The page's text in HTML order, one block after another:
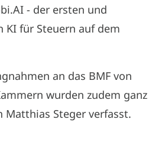
- der ersten und
KI für Steuern auf dem
an das BMF von
wurden zudem ganz
Matthias Steger verfasst.